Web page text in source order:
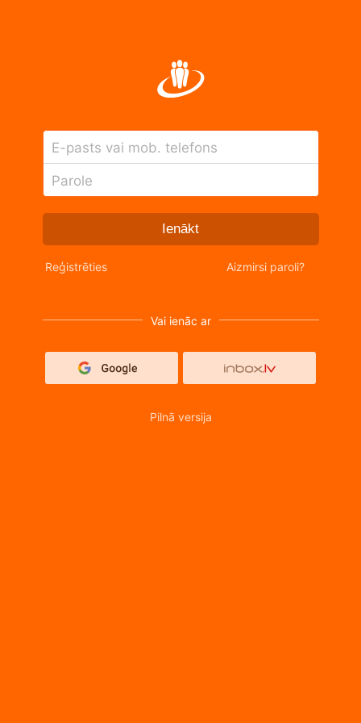
E-pasts vai mob. telefons
Parole
Ienākt
Reģistrēties Aizmirsi paroli?
Vai ienāc ar
Pilnā versija